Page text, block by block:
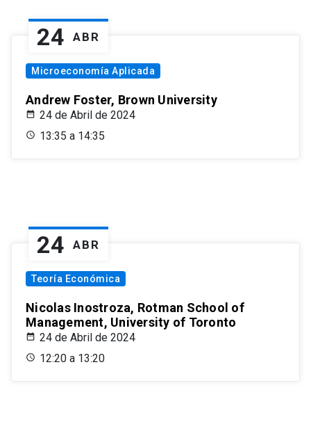
24 ABR
Microeconomía Aplicada
Andrew Foster, Brown University
24 de Abril de 2024
13:35 a 14:35
24 ABR
Teoría Económica
Nicolas Inostroza, Rotman School of
Management, University of Toronto
24 de Abril de 2024
12:20 a 13:20